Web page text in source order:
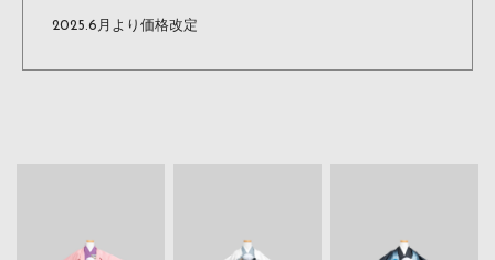
2025.6月より価格改定